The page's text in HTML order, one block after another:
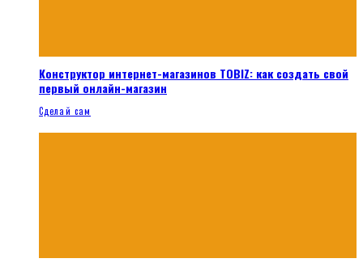
Конструктор интернет-магазинов TOBIZ: как создать свой
первый онлайн-магазин
Сделай сам